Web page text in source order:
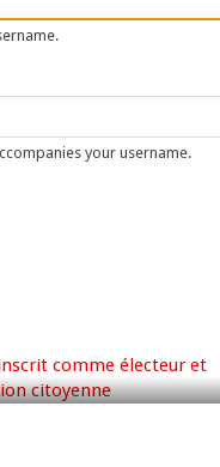
your username.
s’inscrit
et appelle à